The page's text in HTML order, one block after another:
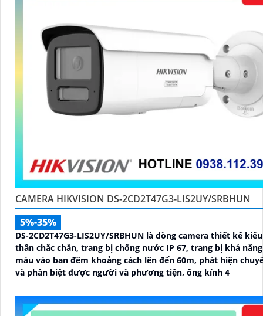
CAMERA HIKVISION DS-2CD2T47G3-LIS2UY/SRBHUN
5%-35%
DS-2CD2T47G3-LIS2UY/SRBHUN là dòng camera thiết kế
thân chắc chắn, trang bị chống nước IP 67, trang bị khả năng nhìn có
màu vào ban đêm khoảng cách lên đến 60m, phát hiện
và phân biệt được người và phương tiện, ống kính 4